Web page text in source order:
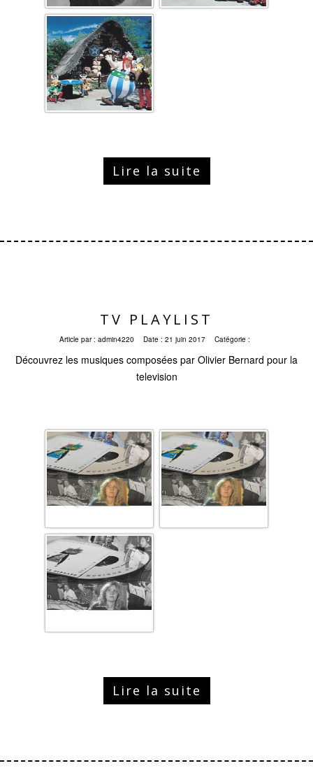
Lire la suite
TV PLAYLIST
Article par : admin4220 Date : 21 juin 2017 Catégorie :
Découvrez les musiques composées par Olivier Bernard pour la
television
Lire la suite